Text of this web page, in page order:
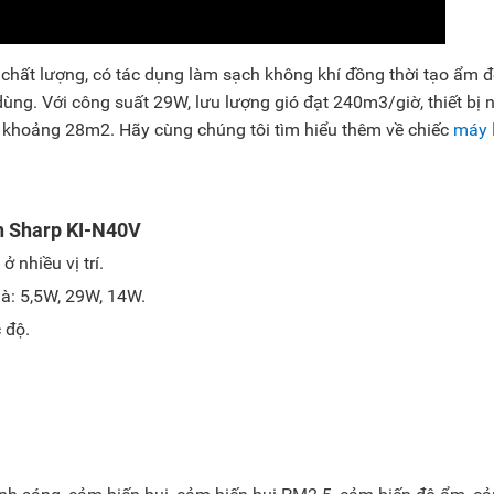
lượng, có tác dụng làm sạch không khí đồng thời tạo ẩm
Với công suất 29W, lưu lượng gió đạt 240m3/giờ, thiết bị
28m2. Hãy cùng chúng tôi tìm hiểu thêm về chiếc máy
Sharp KI-N40V
nhiều vị trí.
5,5W, 29W, 14W.